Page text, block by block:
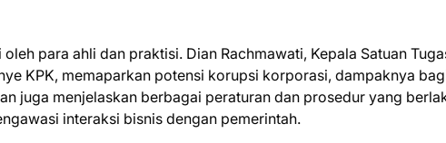
para ahli dan praktisi. Dian Rachmawati, Kepala Satuan
KPK, memaparkan potensi korupsi korporasi, dampaknya
juga menjelaskan berbagai peraturan dan prosedur yang
interaksi bisnis dengan pemerintah.